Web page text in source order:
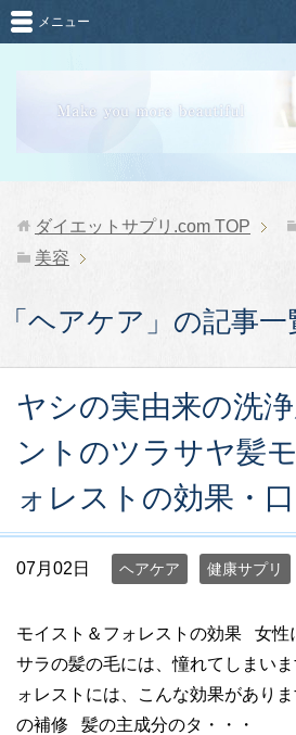
メニュー
ダイエットサプリ.com TOP
美容
「ヘアケア」の記事一
ヤシの実由来の洗
ントのツラサヤ髪
ォレストの効果・
07月02日 ヘアケア 健康サプリ
モイスト＆フォレストの効果 女性
サラの髪の毛には、憧れてしまい
ォレストには、こんな効果があり
の補修 髪の主成分のタ・・・